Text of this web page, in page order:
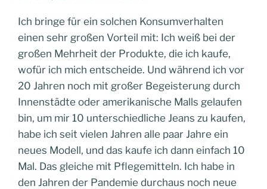
Ich bringe für ein solchen Konsumverhalten
einen sehr großen Vorteil mit: Ich weiß bei der
großen Mehrheit der Produkte, die ich kaufe,
wofür ich mich entscheide. Und während ich vor
20 Jahren noch mit großer Begeisterung durch
Innenstädte oder amerikanische Malls gelaufen
bin, um mir 10 unterschiedliche Jeans zu kaufen,
habe ich seit vielen Jahren alle paar Jahre ein
neues Modell, und das kaufe ich dann einfach 10
Mal. Das gleiche mit Pflegemitteln. Ich habe in
den Jahren der Pandemie durchaus noch neue